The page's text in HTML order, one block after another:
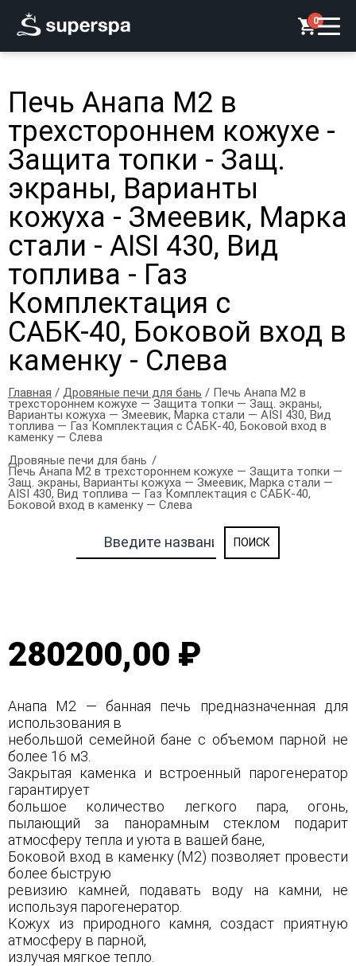
0
Печь Анапа М2 в
трехстороннем кожухе -
Защита топки - Защ.
экраны, Варианты
кожуха - Змеевик, Марка
стали - AISI 430, Вид
топлива - Газ
Комплектация с
САБК-40, Боковой вход в
каменку - Слева
Главная / Дровяные печи для бань / Печь Анапа М2 в
трехстороннем кожухе — Защита топки — Защ. экраны,
Варианты кожуха — Змеевик, Марка стали — AISI 430, Вид
топлива — Газ Комплектация с САБК-40, Боковой вход в
каменку — Слева
Дровяные печи для бань
Печь Анапа М2 в трехстороннем кожухе — Защита топки —
Защ. экраны, Варианты кожуха — Змеевик, Марка стали —
AISI 430, Вид топлива — Газ Комплектация с САБК-40,
Боковой вход в каменку — Слева
280200,00 ₽
Анапа М2 — банная печь предназначенная для
использования в
небольшой семейной бане с объемом парной не
более 16 м3.
Закрытая каменка и встроенный парогенератор
гарантирует
большое количество легкого пара, огонь,
пылающий за панорамным стеклом подарит
атмосферу тепла и уюта в вашей бане,
Боковой вход в каменку (М2) позволяет провести
более быструю
ревизию камней, подавать воду на камни, не
используя парогенератор.
Кожух из природного камня, создаст приятную
атмосферу в парной,
излучая мягкое тепло.